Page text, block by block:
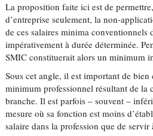
La proposition faite ici est de
d’entreprise seulement, la non-
de ces salaires minima conventionnels
impérativement à durée déterminée.
SMIC constituerait alors un minimum
Sous cet angle, il est important de
minimum professionnel résultant de la
branche. Il est parfois – souvent –
mesure où sa fonction est moins
salaire dans la profession que de servir